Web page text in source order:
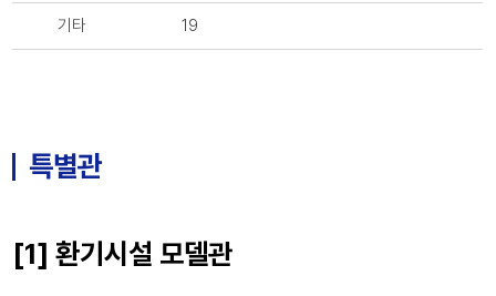
기타 19
특별관
[1] 환기시설 모델관